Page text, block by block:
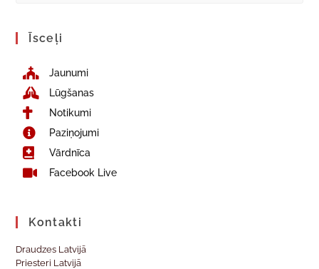
Īsceļi
Jaunumi
Lūgšanas
Notikumi
Paziņojumi
Vārdnīca
Facebook Live
Kontakti
Draudzes Latvijā
Priesteri Latvijā